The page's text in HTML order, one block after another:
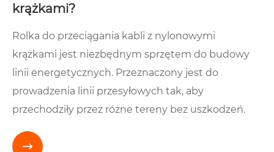
krążkami?
Rolka do przeciągania kabli z nylonowymi
krążkami jest niezbędnym sprzętem do budowy
linii energetycznych. Przeznaczony jest do
prowadzenia linii przesyłowych tak, aby
przechodziły przez różne tereny bez uszkodzeń.
